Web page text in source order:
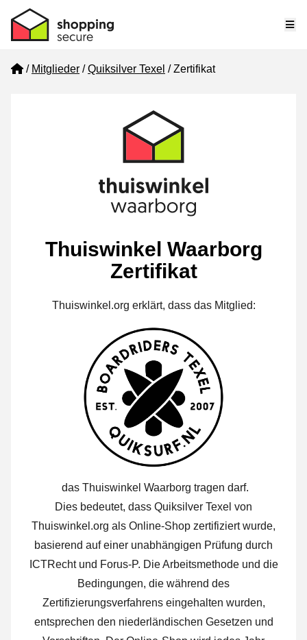
Home
Mitglieder Quiksilver Texel Zertifikat
Thuiswinkel Waarborg
Zertifikat
Thuiswinkel.org erklärt, dass das Mitglied:
das Thuiswinkel Waarborg tragen darf.
Dies bedeutet, dass Quiksilver Texel von
Thuiswinkel.org als Online-Shop zertifiziert wurde,
basierend auf einer unabhängigen Prüfung durch
ICTRecht und Forus-P. Die Arbeitsmethode und die
Bedingungen, die während des
Zertifizierungsverfahrens eingehalten wurden,
entsprechen den niederländischen Gesetzen und